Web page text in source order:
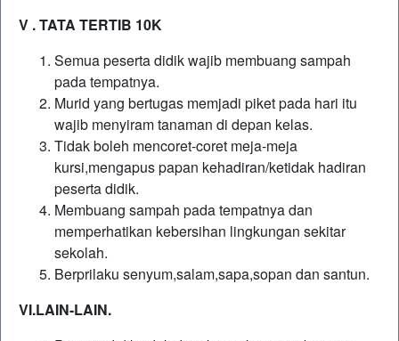
V . TATA TERTIB 10K
Semua peserta didik wajib membuang sampah
pada tempatnya.
Murid yang bertugas memjadi piket pada hari itu
wajib menyiram tanaman di depan kelas.
Tidak boleh mencoret-coret meja-meja
kursi,mengapus papan kehadiran/ketidak hadiran
peserta didik.
Membuang sampah pada tempatnya dan
memperhatikan kebersihan lingkungan sekitar
sekolah.
Berprilaku senyum,salam,sapa,sopan dan santun.
VI.LAIN-LAIN.